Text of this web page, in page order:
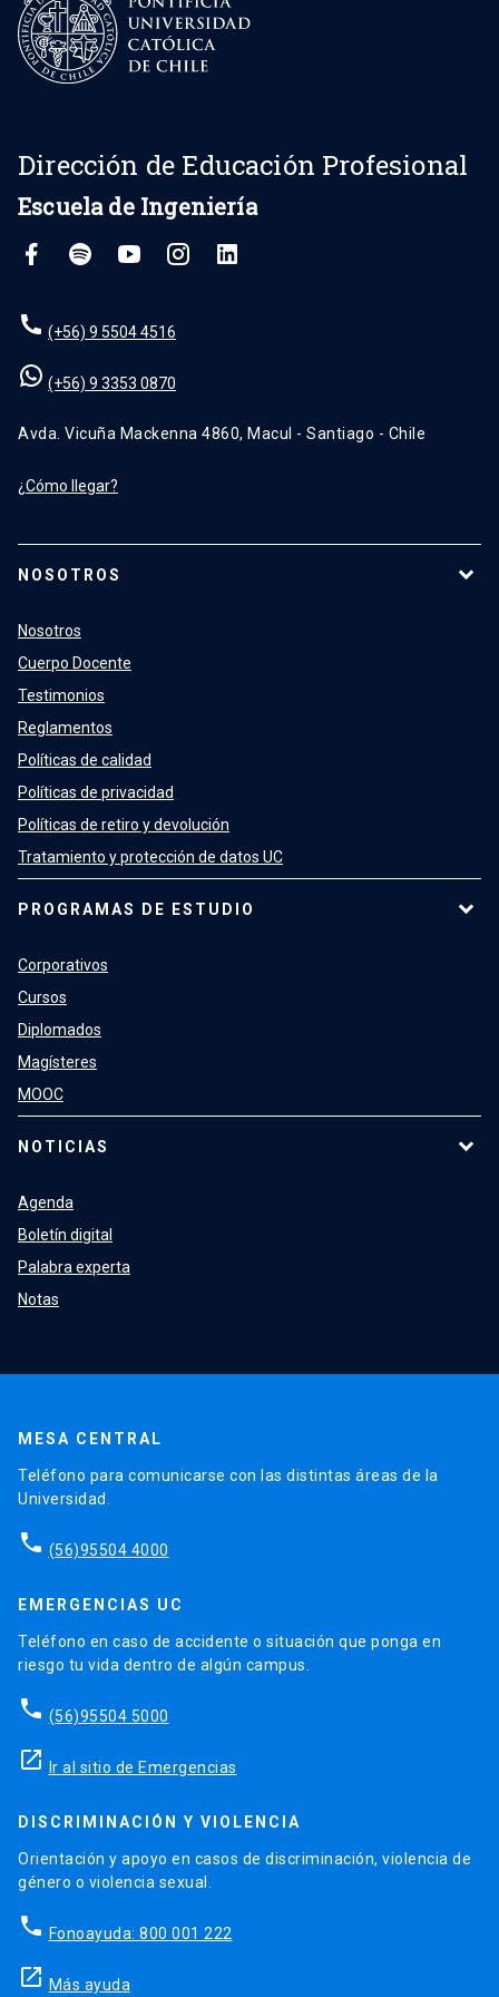
Dirección de Educación Profesional
Escuela de Ingeniería
(+56) 9 5504 4516
(+56) 9 3353 0870
Avda. Vicuña Mackenna 4860, Macul - Santiago - Chile
¿Cómo llegar?
NOSOTROS
Nosotros
Cuerpo Docente
Testimonios
Reglamentos
Políticas de calidad
Políticas de privacidad
Políticas de retiro y devolución
Tratamiento y protección de datos UC
PROGRAMAS DE ESTUDIO
Corporativos
Cursos
Diplomados
Magísteres
MOOC
NOTICIAS
Agenda
Boletín digital
Palabra experta
Notas
MESA CENTRAL
Teléfono para comunicarse con las distintas áreas de la
Universidad.
phone (56)95504 4000
EMERGENCIAS UC
Teléfono en caso de accidente o situación que ponga en
riesgo tu vida dentro de algún campus.
phone (56)95504 5000
launch Ir al sitio de Emergencias
DISCRIMINACIÓN Y VIOLENCIA
Orientación y apoyo en casos de discriminación, violencia de
género o violencia sexual.
phone Fonoayuda: 800 001 222
launch Más ayuda